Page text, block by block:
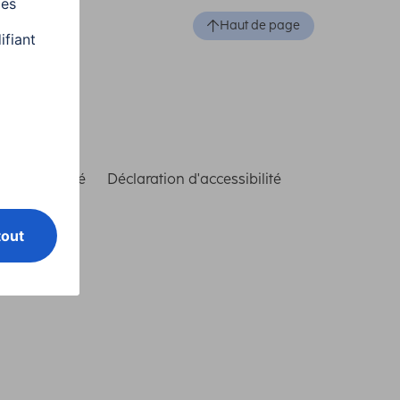
Haut de page
conformité Déclaration d'accessibilité